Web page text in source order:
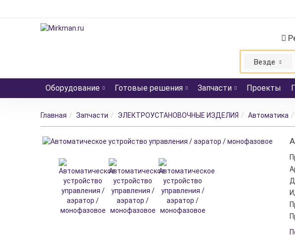
Везде
Оборудование Готовые решения Запчасти Проекты
Главная Запчасти ЭЛЕКТРОУСТАНОВОЧНЫЕ ИЗДЕЛИЯ Автоматика